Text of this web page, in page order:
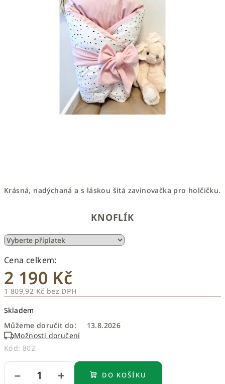
Krásná, nadýchaná a s láskou šitá zavinovačka pro holčičku.
KNOFLÍK
2 190 Kč
1 809,92 Kč bez DPH
cena:
Skladem
Můžeme doručit do:
13.8.2026
Možnosti doručení
Kód: 802
+
− DO KOŠÍKU